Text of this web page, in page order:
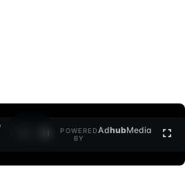
POWERED
BY
AdhubMedia